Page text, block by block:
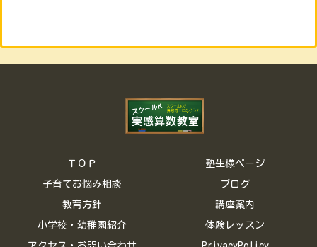
ＴＯＰ 塾生様ページ
子育てお悩み相談 ブログ
教育方針 講座案内
小学校・幼稚園紹介 体験レッスン